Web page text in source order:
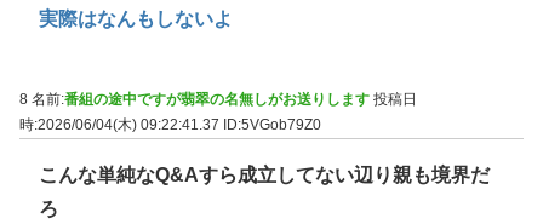
実際はなんもしないよ
8 名前:番組の途中ですが翡翠の名無しがお送りします 投稿日
時:2026/06/04(木) 09:22:41.37
ID:5VGob79Z0
こんな単純なQ&Aすら成立してない辺り親も境界だ
ろ